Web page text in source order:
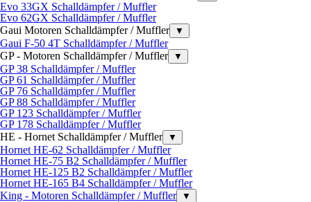
Evo 33GX Schalldämpfer / Muffler
Evo 62GX Schalldämpfer / Muffler
Gaui Motoren Schalldämpfer / Muffler
▼
Gaui F-50 4T Schalldämpfer / Muffler
GP - Motoren Schalldämpfer / Muffler
▼
GP 38 Schalldämpfer / Muffler
GP 61 Schalldämpfer / Muffler
GP 76 Schalldämpfer / Muffler
GP 88 Schalldämpfer / Muffler
GP 123 Schalldämpfer / Muffler
GP 178 Schalldämpfer / Muffler
HE - Hornet Schalldämpfer / Muffler
▼
Hornet HE-62 Schalldämpfer / Muffler
Hornet HE-75 B2 Schalldämpfer / Muffler
Hornet HE-125 B2 Schalldämpfer / Muffler
Hornet HE-165 B4 Schalldämpfer / Muffler
King - Motoren Schalldämpfer / Muffler
▼